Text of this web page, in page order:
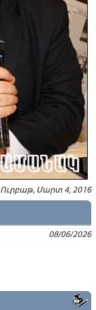
Ուրբաթ, Մարտ 4, 2016
08/06/2026